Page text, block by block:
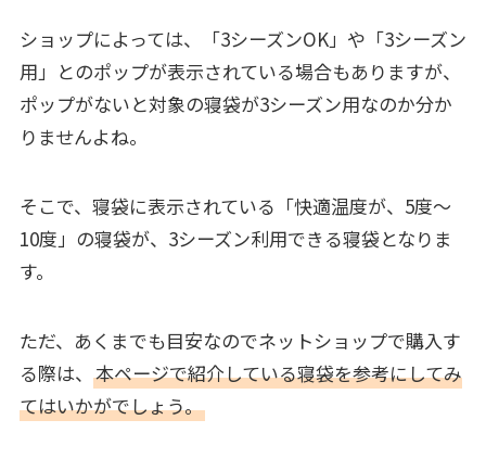
ショップによっては、「3シーズンOK」や「3シーズン
用」とのポップが表示されている場合もありますが、
ポップがないと対象の寝袋が3シーズン用なのか分か
りませんよね。
そこで、寝袋に表示されている「快適温度が、5度～
10度」の寝袋が、3シーズン利用できる寝袋となりま
す。
ただ、あくまでも目安なのでネットショップで購入す
る際は、 本ページで紹介している寝袋を参考にしてみ
てはいかがでしょう。